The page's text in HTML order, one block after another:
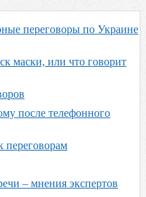
переговоры по Украине
маски, или что говорит
после телефонного
переговорам
– мнения экспертов